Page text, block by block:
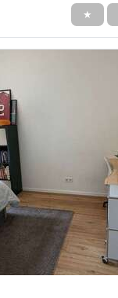
★